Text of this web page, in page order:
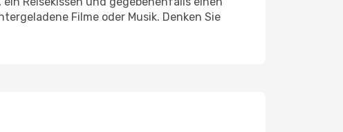
Filme oder Musik. Denken Sie